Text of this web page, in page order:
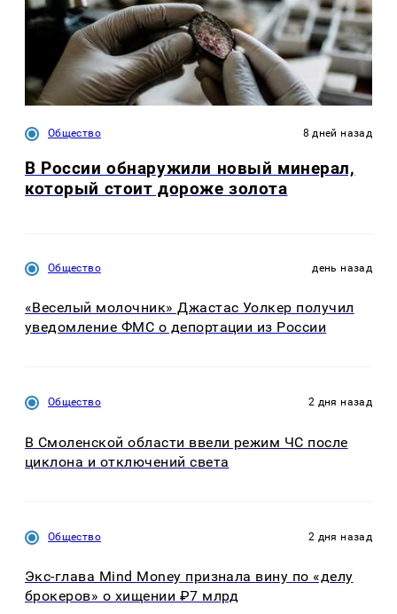
Общество 8 дней назад
В России обнаружили новый минерал,
который стоит дороже золота
Общество день назад
«Веселый молочник» Джастас Уолкер получил
уведомление ФМС о депортации из России
Общество 2 дня назад
В Смоленской области ввели режим ЧС после
циклона и отключений света
Общество 2 дня назад
Экс-глава Mind Money признала вину по «делу
брокеров» о хищении ₽7 млрд